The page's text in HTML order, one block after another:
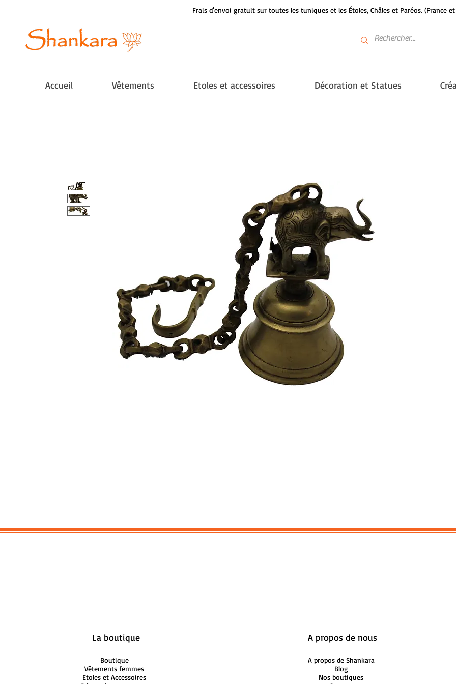
Frais d'envoi gratuit sur toutes les tuniques et les Étoles, Châles et Paréos. (France
Accueil Vêtements Etoles et accessoires Décoration et Statues
La boutique
Boutique
Vêtements femmes
Etoles et Accessoires
A propos de nous
A propos de Shankara
Blog
Nos boutiques